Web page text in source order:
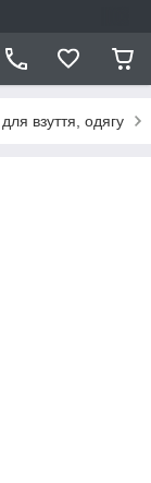
взуття, одягу